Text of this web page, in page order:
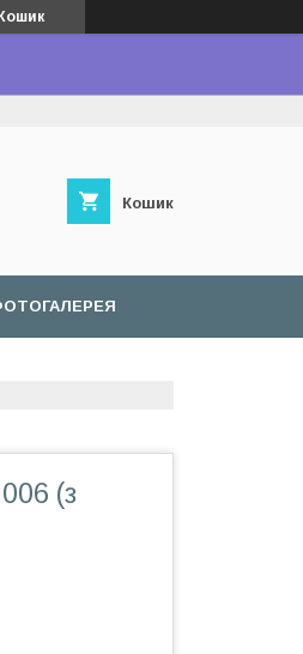
Кошик
Кошик
(з